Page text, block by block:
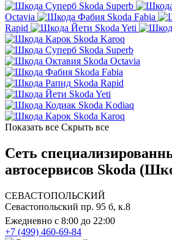
Skoda Superb
Octavia
Skoda Fabia
Rapid
Skoda Yeti
Skoda Karoq
Skoda Superb
Skoda Octavia
Skoda Fabia
Skoda Rapid
Skoda Yeti
Skoda Kodiaq
Skoda Karoq
Показать все Скрыть все
Сеть
автосервисов Skoda
СЕВАСТОПОЛЬСКИЙ
Севастопольский пр. 95 б, к.8
Ежедневно с 8:00 до 22:00
+7 (499) 460-69-84